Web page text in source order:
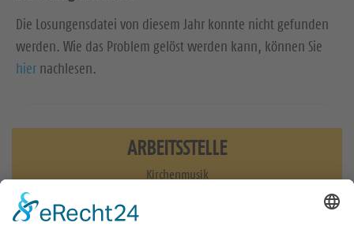
Die Losungensdatei von diesem Jahr konnte nicht gefunden
werden. Wie das Problem gelöst werden kann, können Sie
hier nachlesen.
ARBEITSSTELLE
Kirchenmusik
0351 3186440